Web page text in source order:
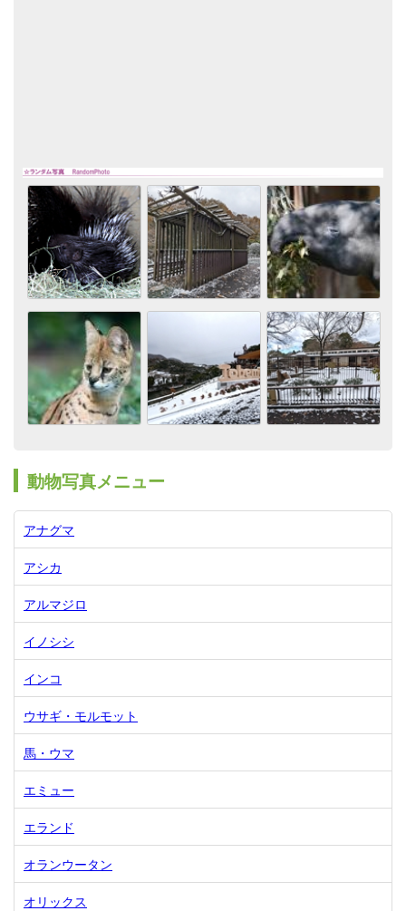
動物写真メニュー
アナグマ
アシカ
アルマジロ
イノシシ
インコ
ウサギ・モルモット
馬・ウマ
エミュー
エランド
オランウータン
オリックス